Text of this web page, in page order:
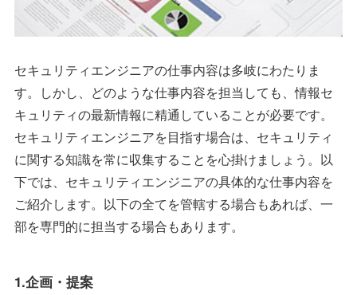
セキュリティエンジニアの仕事内容は多岐にわたりま
す。しかし、どのような仕事内容を担当しても、情報セ
キュリティの最新情報に精通していることが必要です。
セキュリティエンジニアを目指す場合は、セキュリティ
に関する知識を常に収集することを心掛けましょう。以
下では、セキュリティエンジニアの具体的な仕事内容を
ご紹介します。以下の全てを管轄する場合もあれば、一
部を専門的に担当する場合もあります。
1.企画・提案